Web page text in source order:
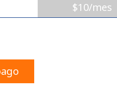
estoy de
$10/mes